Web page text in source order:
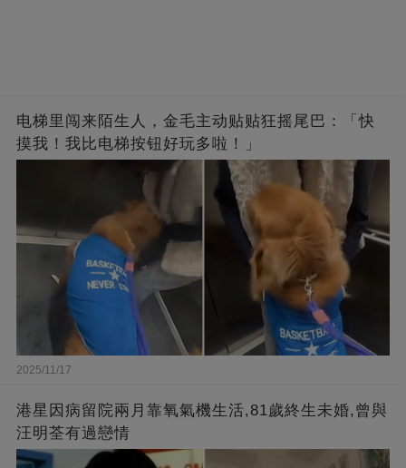
电梯里闯来陌生人，金毛主动贴贴狂摇尾巴：「快
摸我！我比电梯按钮好玩多啦！」
2025/11/17
港星因病留院兩月靠氧氣機生活,81歲終生未婚,曾與
汪明荃有過戀情